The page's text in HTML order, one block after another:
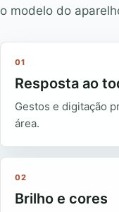
o modelo do
01
Resposta ao
Gestos e digitação
área.
02
Brilho e cores